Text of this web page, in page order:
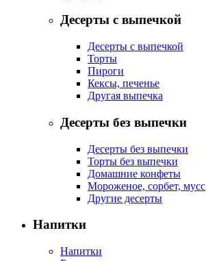
Десерты с выпечкой
Десерты с выпечкой
Торты
Пироги
Кексы, печенье
Другая выпечка
Десерты без выпечки
Десерты без выпечки
Торты без выпечки
Домашние конфеты
Мороженое, сорбет, мусс
Другие десерты
Напитки
Напитки